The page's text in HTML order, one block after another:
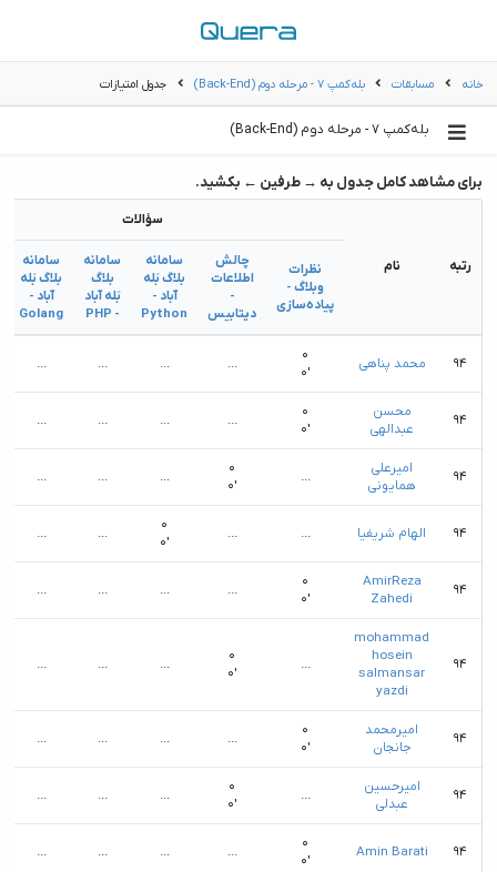
خانه مسابقات بله‌کمپ ۷ - مرحله دوم (Back-End) جدول امتیازات
بله‌کمپ ۷ - مرحله دوم (Back-End)
برای مشاهد کامل جدول به → طرفین ← بکشید.
رتبه نام
سؤالات
نظرات
وبلاگ -
پیاده‌سازی
چالش
اطلاعات
-
دیتابیس
سامانه
بلاگ بَله
آباد -
Python
سامانه
بلاگ
بَله آباد
- PHP
سامانه
بلاگ بَله
آباد -
Golang
۹۴ محمد پناهی
۰
۰′
...
...
...
...
۹۴
محسن
عبدالهی
۰
۰′
...
...
...
...
۹۴
امیرعلی
همایونی
...
۰
۰′
...
...
...
۹۴ الهام شریفیا ...
...
۰
۰′
...
...
۹۴
AmirReza
Zahedi
۰
۰′
...
...
...
...
۹۴
mohammad
hosein
salmansar
yazdi
...
۰
۰′
...
...
...
۹۴
امیرمحمد
جانجان
۰
۰′
...
...
...
...
۹۴
امیرحسین
عبدلی
...
۰
۰′
...
...
...
۹۴ Amin Barati
۰
۰′
...
...
...
...